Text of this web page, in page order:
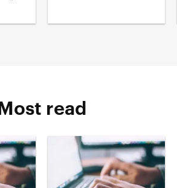
Most read